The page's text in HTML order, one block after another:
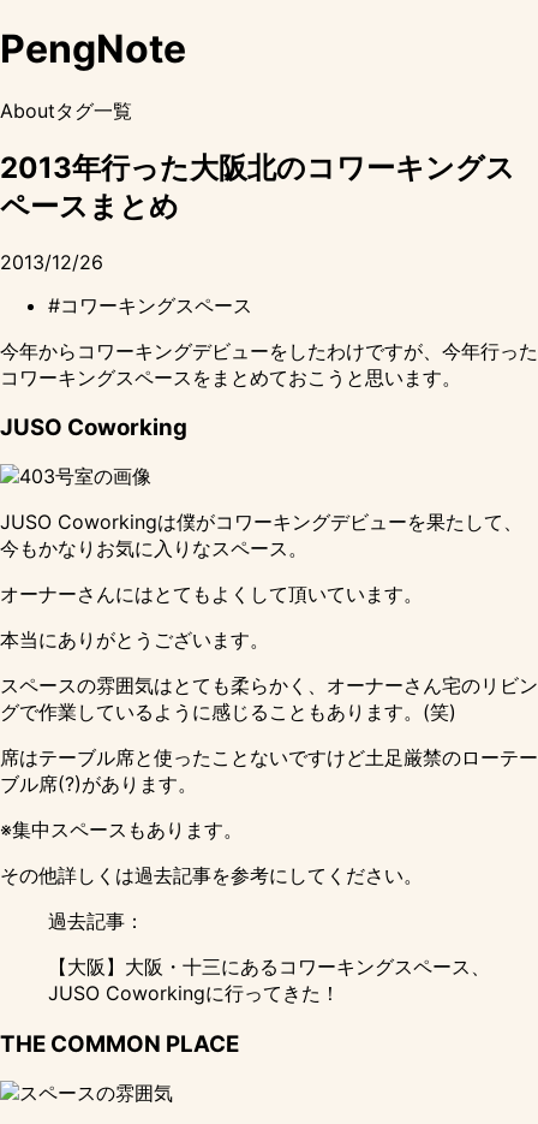
PengNote
Aboutタグ一覧
2013年行った大阪北のコワーキングス
ペースまとめ
2013/12/26
#コワーキングスペース
今年からコワーキングデビューをしたわけですが、今年行った
コワーキングスペースをまとめておこうと思います。
JUSO Coworking
JUSO Coworkingは僕がコワーキングデビューを果たして、
今もかなりお気に入りなスペース。
オーナーさんにはとてもよくして頂いています。
本当にありがとうございます。
スペースの雰囲気はとても柔らかく、オーナーさん宅のリビン
グで作業しているように感じることもあります。(笑)
席はテーブル席と使ったことないですけど土足厳禁のローテー
ブル席(?)があります。
※集中スペースもあります。
その他詳しくは過去記事を参考にしてください。
過去記事：
【大阪】大阪・十三にあるコワーキングスペース、
JUSO Coworkingに行ってきた！
THE COMMON PLACE